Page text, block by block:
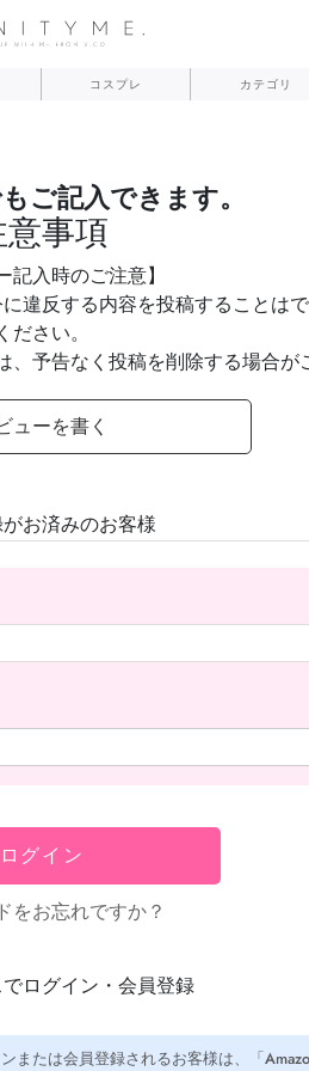
コスプレ カテゴリ
ご記入できます。
事項
記入時のご注意】
違反する内容を投稿することは
ください。
予告なく投稿を削除する場合が
ューを書く
お済みのお客様
ログイン
をお忘れですか？
ログイン・会員登録
または会員登録されるお客様は、「